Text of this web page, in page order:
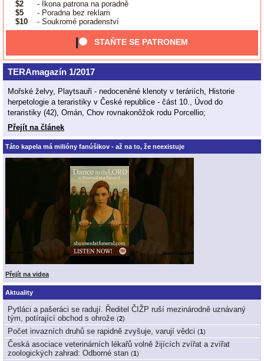
$2
- Ikona patrona na poradně
$5
- Poradna bez reklam
$10
- Soukromé poradenství
STAŇTE SE PATRONEM
TERAmagazín 1/2017
Mořské želvy, Playtsauři - nedoceněné klenoty v teráriích, Historie
herpetologie a teraristiky v České republice - část 10., Úvod do
teraristiky (42), Omán, Chov rovnakonôžok rodu Porcellio;
Přejít na článek
Táto kapela má milióny fanúšikov - až na to, že neexistuje
Přejít na videa
Aktuality
Pytláci a pašeráci se radují. Ředitel ČIŽP ruší mezinárodně uznávaný
tým, potírající obchod s ohrože (2)
Počet invazních druhů se rapidně zvyšuje, varují vědci (1)
Česká asociace veterinárních lékařů volně žijících zvířat a zvířat
zoologických zahrad: Odborné stan (1)